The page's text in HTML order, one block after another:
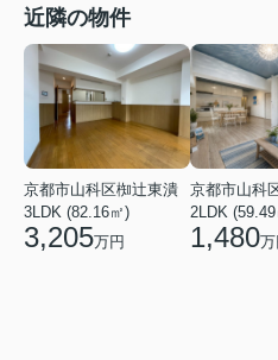
近隣の物件
京都市山科区椥辻東潰
3LDK (82.16㎡)
3,205万円
2LDK
1,480万